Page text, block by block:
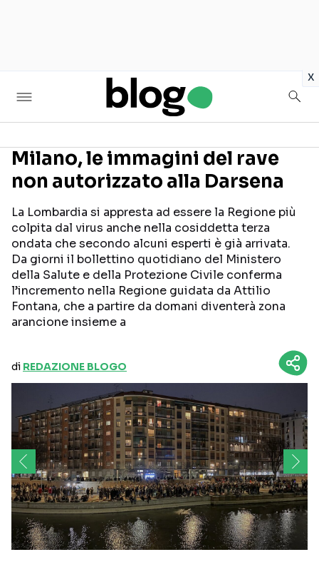
x
Seguici sui social
Milano, le immagini del rave
non autorizzato alla Darsena
La Lombardia si appresta ad essere la Regione più
colpita dal virus anche nella cosiddetta terza
ondata che secondo alcuni esperti è già arrivata.
Da giorni il bollettino quotidiano del Ministero
della Salute e della Protezione Civile conferma
l’incremento nella Regione guidata da Attilio
Fontana, che a partire da domani diventerà zona
arancione insieme a
di REDAZIONE BLOGO